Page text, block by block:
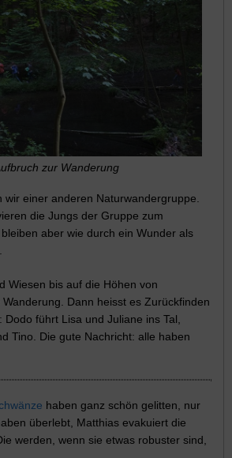
zur Wanderung
wir einer anderen Naturwandergruppe.
die Jungs der Gruppe zum
aber wie durch ein Wunder als
Wiesen bis auf die Höhen von
Dann heisst es Zurückfinden
führt Lisa und Juliane ins Tal,
Tino. Die gute Nachricht: alle haben
haben ganz schön gelitten, nur
überlebt, Matthias evakuiert die
werden, wenn sie etwas robuster sind,